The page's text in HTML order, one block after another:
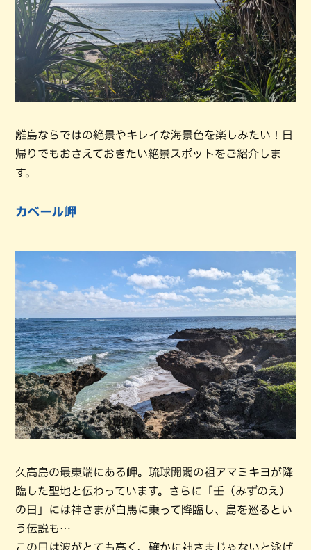
離島ならではの絶景やキレイな海景色を楽しみたい！日
帰りでもおさえておきたい絶景スポットをご紹介しま
す。
カベール岬
久高島の最東端にある岬。琉球開闢の祖アマミキヨが降
臨した聖地と伝わっています。さらに「壬（みずのえ）
の日」には神さまが白馬に乗って降臨し、島を巡るとい
う伝説も…
この日は波がとても高く、確かに神さまじゃないと泳げ